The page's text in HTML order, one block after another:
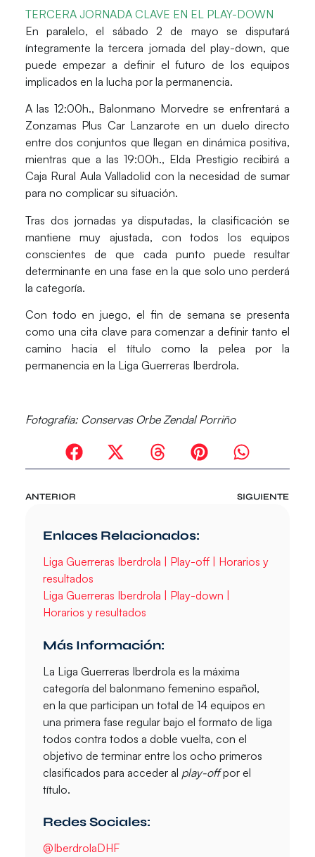
TERCERA JORNADA CLAVE EN EL PLAY-DOWN
En paralelo, el sábado 2 de mayo se disputará
íntegramente la tercera jornada del play-down, que
puede empezar a definir el futuro de los equipos
implicados en la lucha por la permanencia.
A las 12:00h., Balonmano Morvedre se enfrentará a
Zonzamas Plus Car Lanzarote en un duelo directo
entre dos conjuntos que llegan en dinámica positiva,
mientras que a las 19:00h., Elda Prestigio recibirá a
Caja Rural Aula Valladolid con la necesidad de sumar
para no complicar su situación.
Tras dos jornadas ya disputadas, la clasificación se
mantiene muy ajustada, con todos los equipos
conscientes de que cada punto puede resultar
determinante en una fase en la que solo uno perderá
la categoría.
Con todo en juego, el fin de semana se presenta
como una cita clave para comenzar a definir tanto el
camino hacia el título como la pelea por la
permanencia en la Liga Guerreras Iberdrola.
Fotografía: Conservas Orbe Zendal Porriño
ANTERIOR SIGUIENTE
Enlaces Relacionados:
Liga Guerreras Iberdrola | Play-off | Horarios y
resultados
Liga Guerreras Iberdrola | Play-down |
Horarios y resultados
Más Información:
La Liga Guerreras Iberdrola es la máxima
categoría del balonmano femenino español,
en la que participan un total de 14 equipos en
una primera fase regular bajo el formato de liga
todos contra todos a doble vuelta, con el
objetivo de terminar entre los ocho primeros
clasificados para acceder al play-offpor el
título.
Redes Sociales:
@IberdrolaDHF